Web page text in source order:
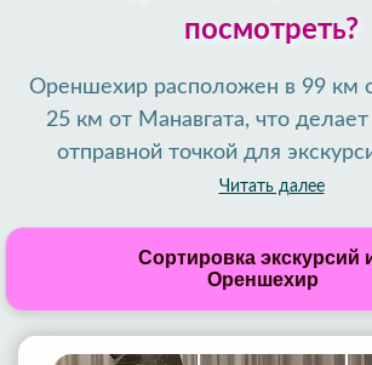
посмотреть?
Ореншехир расположен в 99 км
25 км от Манавгата, что
отправной точкой для
находится примерно в 40 км от
климат и расположен
достопримечательностей, как
крепость Аланьи, водопад
каньон Сападере. Из
Читать далее
Filter Tours
Сортировка экскурсий
Ореншехир